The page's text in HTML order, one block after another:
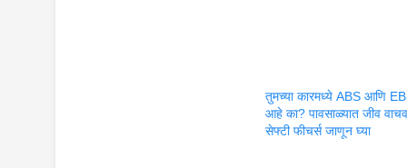
तुमच्या कारमध्ये ABS आणि
आहे का? पावसाळ्यात जीव
सेफ्टी फीचर्स जाणून घ्या